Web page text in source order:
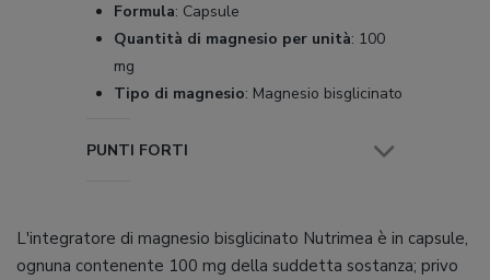
Formula: Capsule
Quantità di magnesio per unità: 100
mg
Tipo di magnesio: Magnesio bisglicinato
PUNTI FORTI
L'integratore di magnesio bisglicinato Nutrimea è in capsule,
ognuna contenente 100 mg della suddetta sostanza; privo